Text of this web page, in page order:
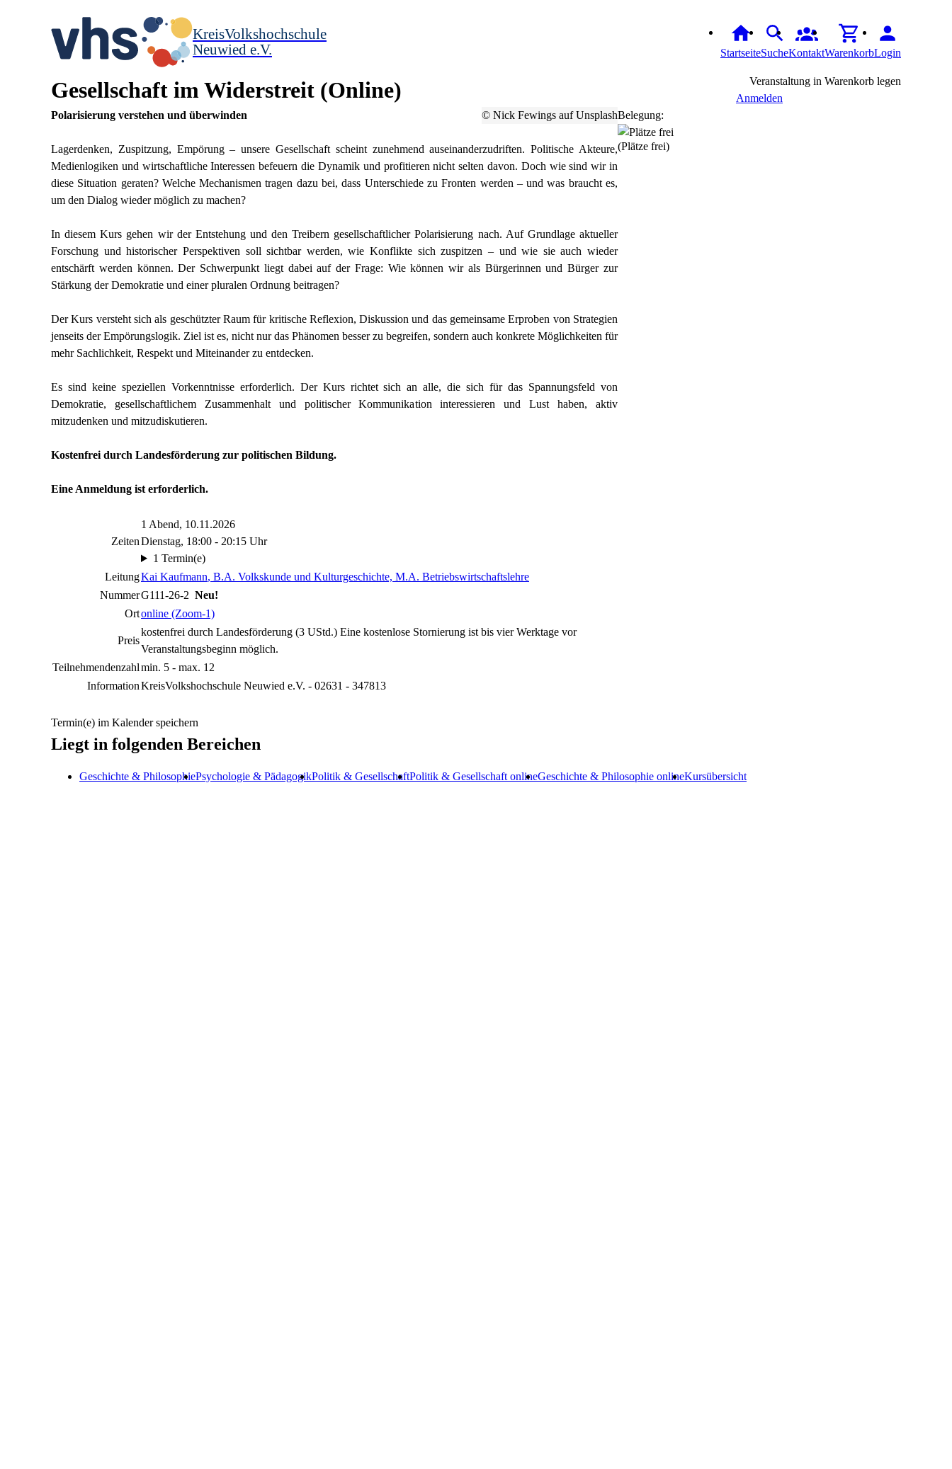
KreisVolkshochschule
Neuwied e.V.
StartseiteSucheKontaktWarenkorbLogin
Gesellschaft im Widerstreit (Online)
© Nick Fewings auf Unsplash
Polarisierung verstehen und überwinden
Lagerdenken, Zuspitzung, Empörung – unsere Gesellschaft scheint zunehmend auseinanderzudriften. Politische Akteure,
Medienlogiken und wirtschaftliche Interessen befeuern die Dynamik und profitieren nicht selten davon. Doch wie sind wir in
diese Situation geraten? Welche Mechanismen tragen dazu bei, dass Unterschiede zu Fronten werden – und was braucht es,
um den Dialog wieder möglich zu machen?
In diesem Kurs gehen wir der Entstehung und den Treibern gesellschaftlicher Polarisierung nach. Auf Grundlage aktueller
Forschung und historischer Perspektiven soll sichtbar werden, wie Konflikte sich zuspitzen – und wie sie auch wieder
entschärft werden können. Der Schwerpunkt liegt dabei auf der Frage: Wie können wir als Bürgerinnen und Bürger zur
Stärkung der Demokratie und einer pluralen Ordnung beitragen?
Der Kurs versteht sich als geschützter Raum für kritische Reflexion, Diskussion und das gemeinsame Erproben von Strategien
jenseits der Empörungslogik. Ziel ist es, nicht nur das Phänomen besser zu begreifen, sondern auch konkrete Möglichkeiten für
mehr Sachlichkeit, Respekt und Miteinander zu entdecken.
Es sind keine speziellen Vorkenntnisse erforderlich. Der Kurs richtet sich an alle, die sich für das Spannungsfeld von
Demokratie, gesellschaftlichem Zusammenhalt und politischer Kommunikation interessieren und Lust haben, aktiv
mitzudenken und mitzudiskutieren.
Kostenfrei durch Landesförderung zur politischen Bildung.
Eine Anmeldung ist erforderlich.
Zeiten
1 Abend, 10.11.2026
Dienstag, 18:00 - 20:15 Uhr
1 Termin(e)
LeitungKai Kaufmann, B.A. Volkskunde und Kulturgeschichte, M.A. Betriebswirtschaftslehre
NummerG111-26-2 Neu!
Ortonline (Zoom-1)
Preis
kostenfrei durch Landesförderung (3 UStd.) Eine kostenlose Stornierung ist bis vier Werktage vor
Veranstaltungsbeginn möglich.
Teilnehmendenzahlmin. 5 - max. 12
InformationKreisVolkshochschule Neuwied e.V. - 02631 - 347813
Veranstaltung in Warenkorb legen
Anmelden
Belegung:
(Plätze frei)
Termin(e) im Kalender speichern
Liegt in folgenden Bereichen
Geschichte & PhilosophiePsychologie & PädagogikPolitik & GesellschaftPolitik & Gesellschaft onlineGeschichte & Philosophie onlineKursübersicht